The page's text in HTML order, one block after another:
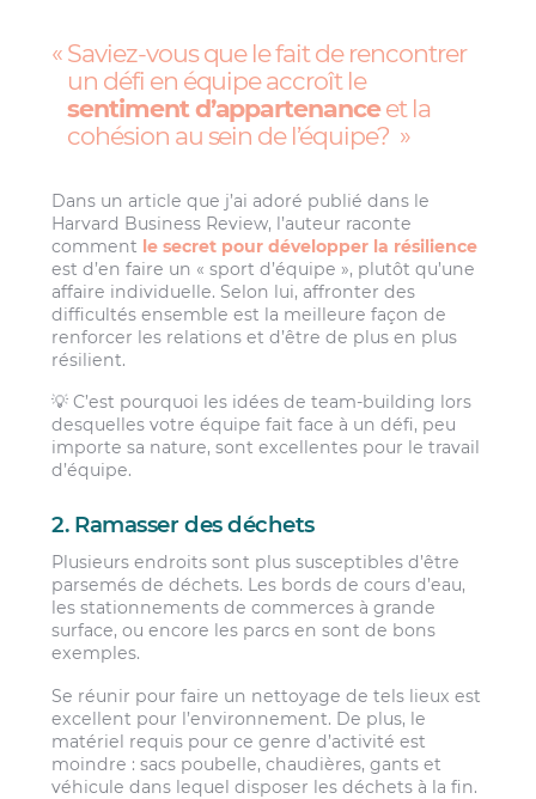
Saviez-vous que le fait de rencontrer
un défi en équipe accroît le
sentiment d’appartenanceet la
cohésion au sein de l’équipe?
Dans un article que j’ai adoré publié dans le
Harvard Business Review, l’auteur raconte
comment le secret pour développer la résilience
est d’en faire un « sport d’équipe », plutôt qu’une
affaire individuelle. Selon lui, affronter des
difficultés ensemble est la meilleure façon de
renforcer les relations et d’être de plus en plus
résilient.
💡 C’est pourquoi les idées de team-building lors
desquelles votre équipe fait face à un défi, peu
importe sa nature, sont excellentes pour le travail
d’équipe.
2. Ramasser des déchets
Plusieurs endroits sont plus susceptibles d’être
parsemés de déchets. Les bords de cours d’eau,
les stationnements de commerces à grande
surface, ou encore les parcs en sont de bons
exemples.
Se réunir pour faire un nettoyage de tels lieux est
excellent pour l’environnement. De plus, le
matériel requis pour ce genre d’activité est
moindre : sacs poubelle, chaudières, gants et
véhicule dans lequel disposer les déchets à la fin.